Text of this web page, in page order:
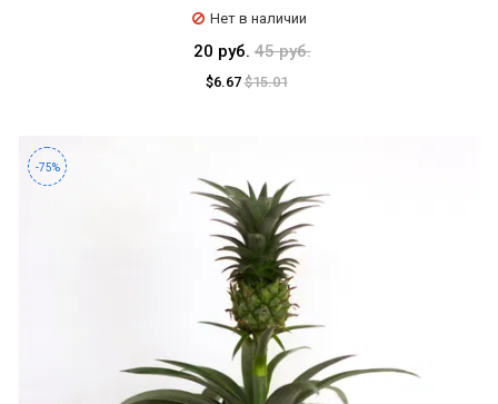
Нет в наличии
20 руб.45 руб.
$6.67$15.01
-75%